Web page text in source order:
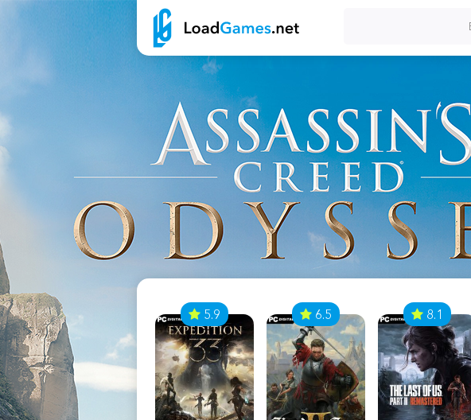
5.9 6.5 8.1